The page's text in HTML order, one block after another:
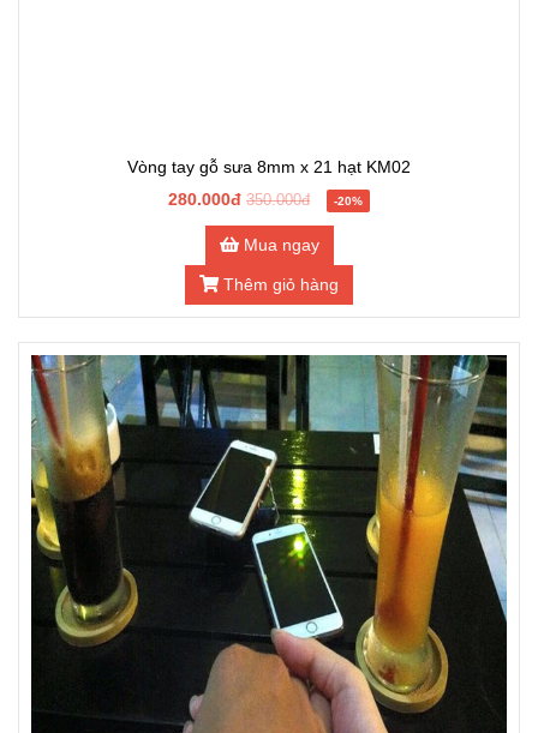
Vòng tay gỗ sưa 8mm x 21 hạt KM02
280.000đ 350.000đ -20%
Mua ngay
Thêm giỏ hàng